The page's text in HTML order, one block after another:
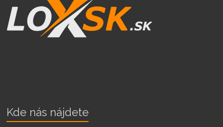
Kde nás nájdete